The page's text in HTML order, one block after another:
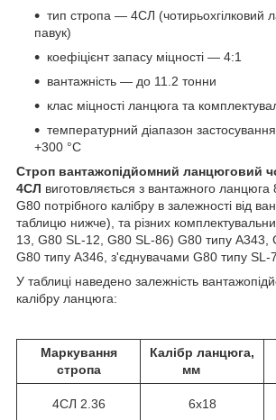
тип стропа — 4СЛ (чотирьохгілковий
павук)
коефіцієнт запасу міцності — 4:1
вантажність — до 11.2 тонни
клас міцності ланцюга та
температурний діапазон
+300 °С
Строп вантажопідйомний ланцюговий
4СЛ виготовляється з вантажного ланцюга
G80 потрібного калібру в залежності від
таблицю нижче), та різних
13, G80 SL-12, G80 SL-86) G80 типу A343,
G80 типу А346, з'єднувачами G80 типу SL-
У таблиці наведено залежність
калібру ланцюга:
Маркування
стропа
Калібр ланцюга,
мм
4СЛ 2.36 6х18